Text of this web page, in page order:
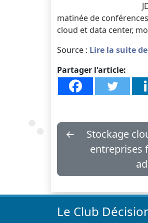
matinée de
cloud et data center,
Source : Lire la suite
Partager l'article:
←
Stockage
entreprises
Le Club